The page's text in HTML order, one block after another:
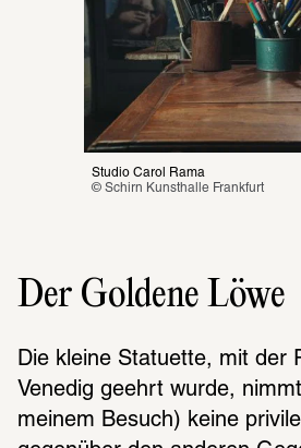
Studio Carol Rama
© Schirn Kunsthalle Frankfurt
Der Goldene Löwe
Die kleine Statu­ette, mit der
Vene­dig geehrt wurde,
meinem Besuch) keine